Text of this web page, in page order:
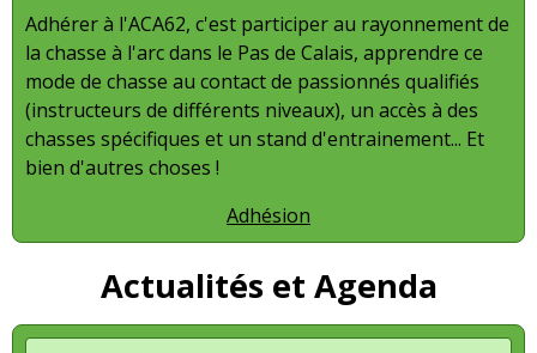
Adhérer à l'ACA62, c'est participer au rayonnement de
la chasse à l'arc dans le Pas de Calais, apprendre ce
mode de chasse au contact de passionnés qualifiés
(instructeurs de différents niveaux), un accès à des
chasses spécifiques et un stand d'entrainement... Et
bien d'autres choses !
Adhésion
Actualités et Agenda